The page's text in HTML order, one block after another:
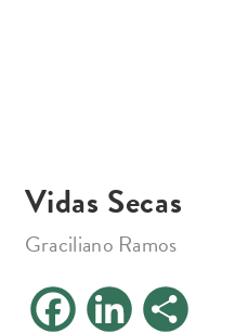
Vidas Secas
Graciliano Ramos